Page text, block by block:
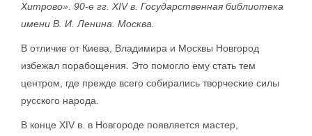
Хит­рово». 90-е гг. XIV в. Государ­ственная библиотека
имени В. И. Ленина. Москва.
В отличие от Киева, Владимира и Москвы Новгород
избежал порабощения. Это помогло ему стать тем
центром, где прежде всего собирались творческие силы
русского народа.
В конце XIV в. в Новгороде появляется мастер,